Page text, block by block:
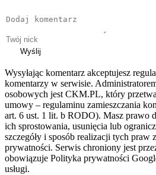
Wyślij
Wysyłając komentarz akceptujesz
komentarzy w serwisie.
osobowych jest CKM.PL, który
umowy – regulaminu zamieszczania
art. 6 ust. 1 lit. b RODO). Masz prawo
ich sprostowania, usunięcia lub
szczegóły i sposób realizacji tych praw
prywatności. Serwis chroniony jest
obowiązuje Polityka prywatności
usługi.